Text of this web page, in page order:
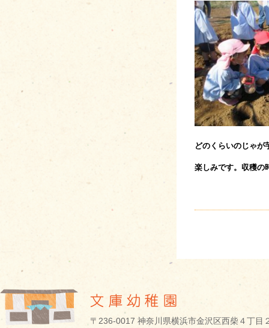
どのくらいのじゃが
楽しみです。収穫の
〒236-0017 神奈川県横浜市金沢区西柴４丁